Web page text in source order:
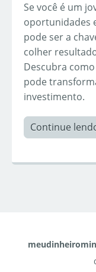
Se você é um
oportunidades
pode ser a
colher
Descubra
pode
investimento.
Continue